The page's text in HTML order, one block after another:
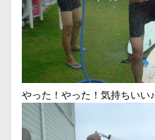
やった！やった！気持ちいい♪